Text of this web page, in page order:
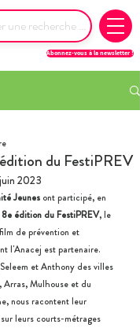
Abonnez-vous à la newsletter !
du FestiPREV
2023
Jeunes ont participé, en
8e édition du FestiPREV, le
de prévention et
l'Anacej est partenaire.
et Anthony des villes
Arras, Mulhouse et du
nous racontent leur
leurs courts-métrages